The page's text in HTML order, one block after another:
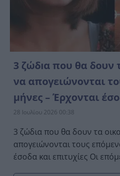
3 ζώδıα που θα δουν
να απογειώνονται
μήνες – Έρχονται
28 Ιουλίου 2026 00:38
3 ζώδια που θα δουν τα
απογειώνονται τους
έσοδα και επιτυχίες Οι